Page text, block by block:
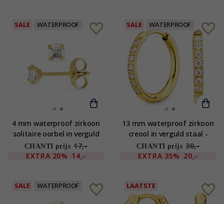
SALE WATERPROOF
4 mm waterproof zirkoon
solitaire oorbel in verguld
staal - OCEANA
CHANTI prijs 17,-
EXTRA 20% 14,-
SALE WATERPROOF
13 mm waterproof zirkoon
creool in verguld staal -
OCEANA
CHANTI prijs 30,-
EXTRA 35% 20,-
SALE WATERPROOF LAATSTE